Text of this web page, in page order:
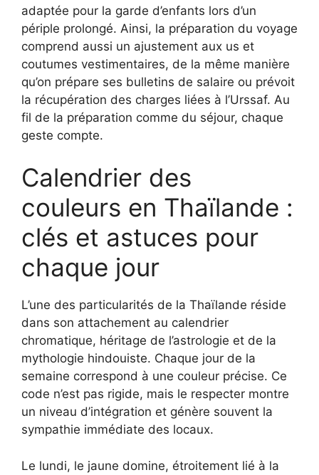
adaptée pour la garde d’enfants lors d’un
périple prolongé. Ainsi, la préparation du voyage
comprend aussi un ajustement aux us et
coutumes vestimentaires, de la même manière
qu’on prépare ses bulletins de salaire ou prévoit
la récupération des charges liées à l’Urssaf. Au
fil de la préparation comme du séjour, chaque
geste compte.
Calendrier des
couleurs en Thaïlande :
clés et astuces pour
chaque jour
L’une des particularités de la Thaïlande réside
dans son attachement au calendrier
chromatique, héritage de l’astrologie et de la
mythologie hindouiste. Chaque jour de la
semaine correspond à une couleur précise. Ce
code n’est pas rigide, mais le respecter montre
un niveau d’intégration et génère souvent la
sympathie immédiate des locaux.
Le lundi, le jaune domine, étroitement lié à la